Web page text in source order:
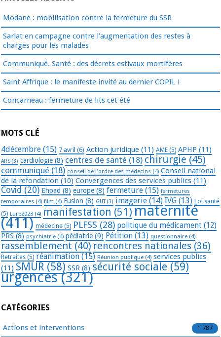
Modane : mobilisation contre la fermeture du SSR
Sarlat en campagne contre l’augmentation des restes à
charges pour les malades
Communiqué. Santé : des décrets estivaux mortifères
Saint Affrique : le manifeste invité au dernier COPIL !
Concarneau : fermeture de lits cet été
MOTS CLÉ
4décembre (15) 7 avril (6) Action juridique (11) AME (5) APHP (11)
ARS (3) cardiologie (8) centres de santé (18) chirurgie (45)
communiqué (18) conseil de l'ordre des médecins (4) Conseil national
de la refondation (10) Convergences des services publics (11)
Covid (20) Ehpad (8) europe (8) fermeture (15) fermetures
temporaires (4) film (4) Fusion (8) GHT(3) imagerie (14) IVG (13) Loi santé
(5) Lure2023 (4) manifestation (51) maternité
(411) médecine (5) PLFSS (28) politique du médicament (12)
PRS (8) psychiatrie (4) pédiatrie (9) Pétition (13) questionnaire (4)
rassemblement (40) rencontres nationales (36)
Retraites (5) réanimation (15) Réunion publique (4) services publics
(11) SMUR (58) SSR (8) sécurité sociale (59)
urgences(321)
CATÉGORIES
Actions et interventions 1 787